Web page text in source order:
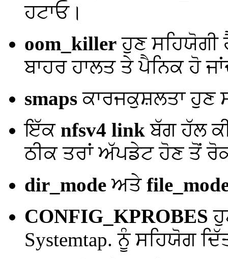
ਹਟਾਓ।
oom_killer ਹੁਣ ਸਹਿਯੋਗੀ
ਬਾਹਰ ਹਾਲਤ ਤੇ ਪੈਨਿਕ ਹੋ
smaps ਕਾਰਜਕੁਸ਼ਲਤਾ ਹੁਣ
ਇੱਕ nfsv4 link ਬੱਗ ਹੱਲ
ਠੀਕ ਤਰਾਂ ਅੱਪਡੇਟ ਹੋਣ ਤੋਂ
dir_mode ਅਤੇ
CONFIG_KPROBES
Systemtap. ਨੂੰ ਸਹਿਯੋਗ